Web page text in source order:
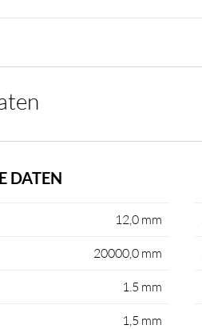
DATEN
12,0 mm
20000,0 mm
1.5 mm
1,5 mm